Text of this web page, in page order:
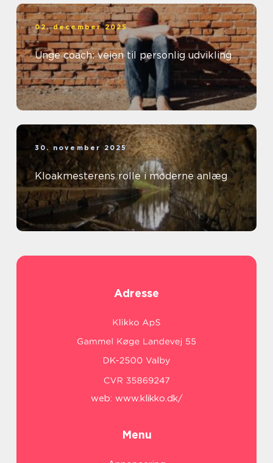
02. december 2025
Unge coach: vejen til personlig udvikling
30. november 2025
Kloakmesterens rolle i moderne anlæg
Adresse
web: www.klikko.dk/
Menu